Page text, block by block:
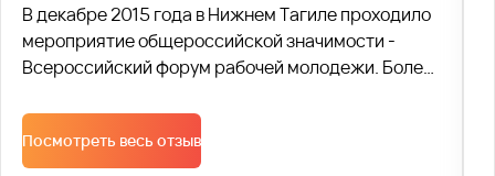
В декабре 2015 года в Нижнем Тагиле проходило
мероприятие общероссийской значимости -
Всероссийский форум рабочей молодежи. Более
заведений из 44 регионов России были
перевезены транспортной компанией Avtobus1.
Посмотреть весь отзыв